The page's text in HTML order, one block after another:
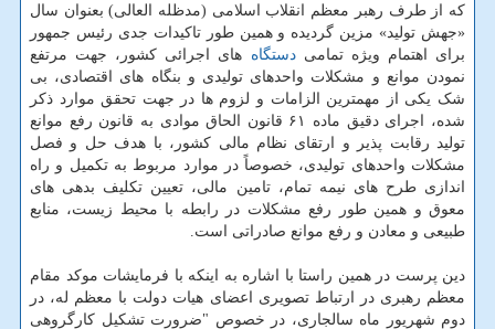
که از طرف رهبر معظم انقلاب اسلامی (مدظله العالی) بعنوان سال
«جهش تولید» مزین گردیده و همین طور تاکیدات جدی رئیس جمهور
برای اهتمام ویژه تمامیدستگاه های اجرائی کشور، جهت مرتفع
نمودن موانع و مشکلات واحدهای تولیدی و بنگاه های اقتصادی، بی
شک یکی از مهمترین الزامات و لزوم ها در جهت تحقق موارد ذکر
شده، اجرای دقیق ماده ۶۱ قانون الحاق موادی به قانون رفع موانع
تولید رقابت پذیر و ارتقای نظام مالی کشور، با هدف حل و فصل
مشکلات واحدهای تولیدی، خصوصاً در موارد مربوط به تکمیل و راه
اندازی طرح های نیمه تمام، تامین مالی، تعیین تکلیف بدهی های
معوق و همین طور رفع مشکلات در رابطه با محیط زیست، منابع
طبیعی و معادن و رفع موانع صادراتی است.
دین پرست در همین راستا با اشاره به اینکه با فرمایشات موکد مقام
معظم رهبری در ارتباط تصویری اعضای هیات دولت با معظم له، در
دوم شهریور ماه سالجاری، در خصوص "ضرورت تشکیل کارگروهی